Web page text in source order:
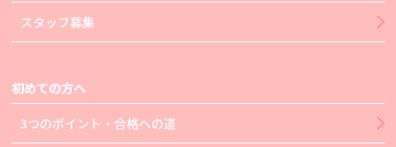
スタッフ募集
初めての方へ
3つのポイント・合格への道